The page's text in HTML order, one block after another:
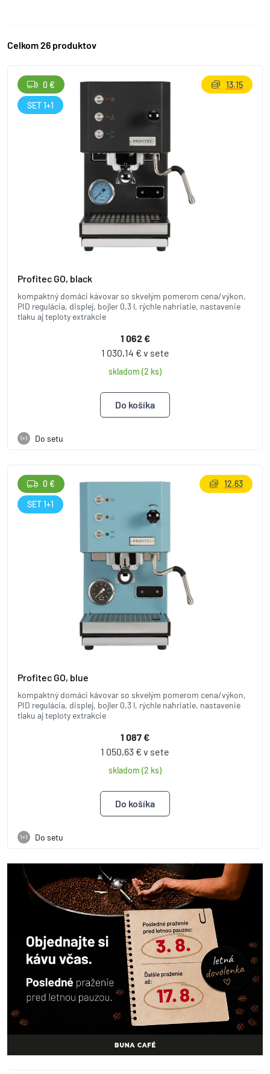
Celkom 26 produktov
Profitec GO, black
kompaktný domáci kávovar so skvelým pomerom cena/výkon,
PID regulácia, displej, bojler 0,3 l, rýchle nahriatie, nastavenie
tlaku aj teploty extrakcie
1 062 €
1 030,14 € v sete
skladom (2 ks)
1+1 Do setu
0 €
SET 1+1
13.15
Profitec GO, blue
kompaktný domáci kávovar so skvelým pomerom cena/výkon,
PID regulácia, displej, bojler 0,3 l, rýchle nahriatie, nastavenie
tlaku aj teploty extrakcie
1 087 €
1 050,63 € v sete
skladom (2 ks)
1+1 Do setu
0 €
SET 1+1
12.63